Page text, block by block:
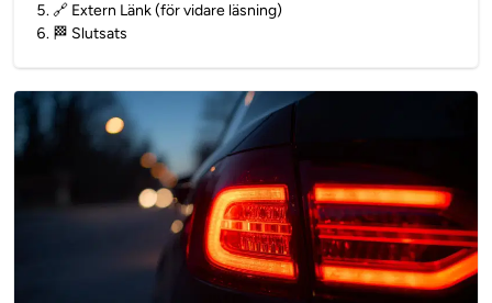
5.🔗 Extern Länk (för vidare läsning)
6. 🏁 Slutsats